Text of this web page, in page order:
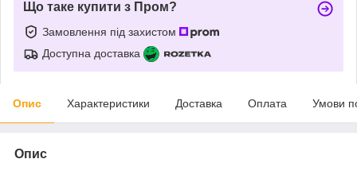
Що таке купити з Пром?
Замовлення під захистом
Доступна доставка
Опис Характеристики Доставка Оплата Умови
Опис